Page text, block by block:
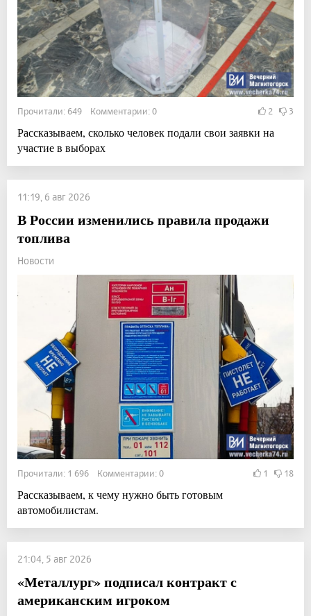
Прочитали: 649 Комментарии: 0 2 3
Рассказываем, сколько человек подали свои заявки на
участие в выборах
11:19, 6 авг 2026
В России изменились правила продажи
топлива
Новости
Прочитали: 1 696 Комментарии: 0 1 18
Рассказываем, к чему нужно быть готовым
автомобилистам.
21:04, 5 авг 2026
«Металлург» подписал контракт с
американским игроком